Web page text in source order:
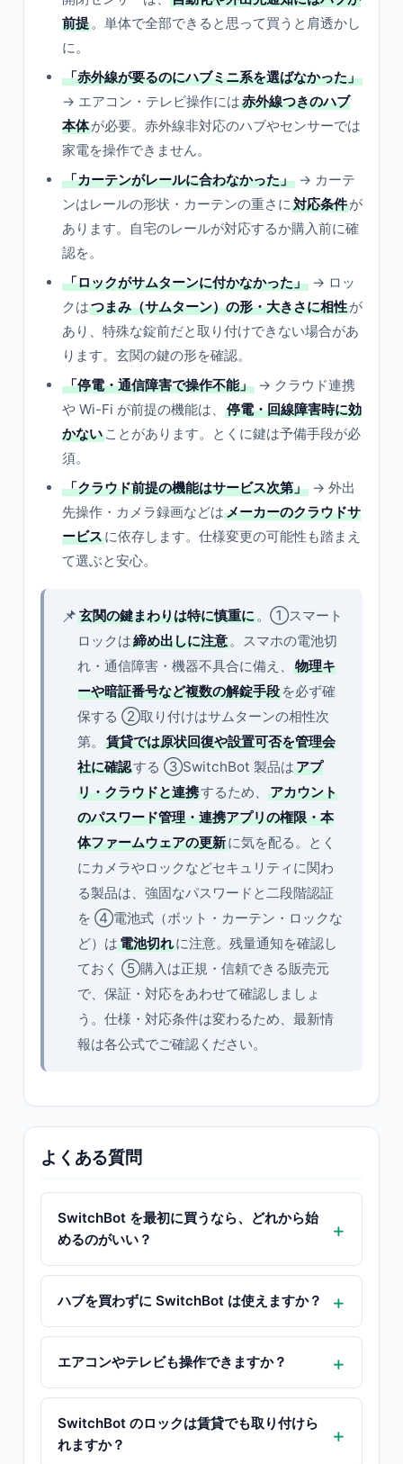
前提。単体で全部できると思って買うと肩透かし
に。
「赤外線が要るのにハブミニ系を選ばなかった」
→ エアコン・テレビ操作には赤外線つきのハブ
本体が必要。赤外線非対応のハブやセンサーでは
家電を操作できません。
「カーテンがレールに合わなかった」 → カーテ
ンはレールの形状・カーテンの重さに対応条件が
あります。自宅のレールが対応するか購入前に確
認を。
「ロックがサムターンに付かなかった」 → ロッ
クはつまみ（サムターン）の形・大きさに相性が
あり、特殊な錠前だと取り付けできない場合があ
ります。玄関の鍵の形を確認。
「停電・通信障害で操作不能」 → クラウド連携
や Wi-Fi が前提の機能は、
停電・回線障害時に効
かない ことがあります。とくに鍵は予備手段が必
須。
「クラウド前提の機能はサービス次第」 → 外出
先操作・カメラ録画などはメーカーのクラウドサ
ービスに依存します。仕様変更の可能性も踏まえ
て選ぶと安心。
📌 玄関の鍵まわりは特に慎重に。①スマート
ロックは締め出しに注意。スマホの電池切
れ・通信障害・機器不具合に備え、
物理キ
ーや暗証番号など複数の解錠手段 を必ず確
保する ②取り付けはサムターンの相性次
第。
賃貸では原状回復や設置可否を管理会
社に確認する ③SwitchBot 製品はアプ
リ・クラウドと連携するため、
アカウント
のパスワード管理・連携アプリの権限・本
体ファームウェアの更新に気を配る。とく
にカメラやロックなどセキュリティに関わ
る製品は、強固なパスワードと二段階認証
を ④電池式（ボット・カーテン・ロックな
ど）は電池切れに注意。残量通知を確認し
ておく ⑤購入は正規・信頼できる販売元
で、保証・対応をあわせて確認しましょ
う。仕様・対応条件は変わるため、最新情
報は各公式でご確認ください。
よくある質問
SwitchBot を最初に買うなら、どれから始
めるのがいい？
ハブを買わずに SwitchBot は使えますか？
エアコンやテレビも操作できますか？
SwitchBot のロックは賃貸でも取り付けら
れますか？